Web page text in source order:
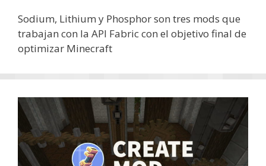
Sodium, Lithium y Phosphor son tres mods que
trabajan con la API Fabric con el objetivo final de
optimizar Minecraft